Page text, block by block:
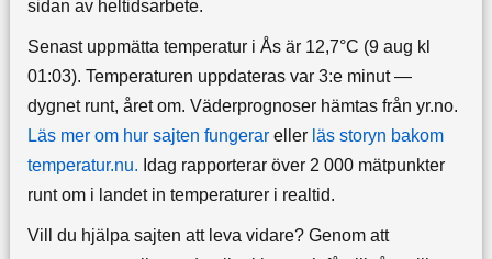
sidan av heltidsarbete.
Senast uppmätta temperatur i Ås är 12,7°C (9 aug kl
01:03). Temperaturen uppdateras var 3:e minut —
dygnet runt, året om. Väderprognoser hämtas från yr.no.
Läs mer om hur sajten fungerareller läs storyn bakom
temperatur.nu. Idag rapporterar över 2 000 mätpunkter
runt om i landet in temperaturer i realtid.
Vill du hjälpa sajten att leva vidare? Genom att